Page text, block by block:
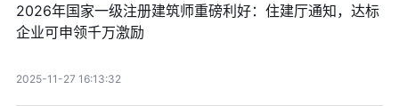
2026年国家一级注册建筑师重磅利好：住建厅通知，达标
企业可申领千万激励
2025-11-27 16:13:32